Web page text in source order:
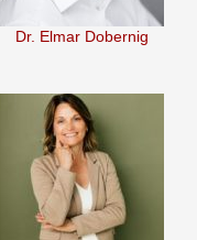
Dr. Elmar Dobernig